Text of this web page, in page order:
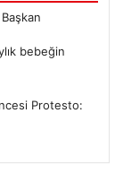
bebeğin
Protesto: